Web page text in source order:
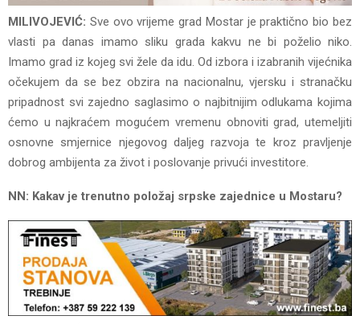
MILIVOJEVIĆ: Sve ovo vrijeme grad Mostar je praktično bio bez
vlasti pa danas imamo sliku grada kakvu ne bi poželio niko.
Imamo grad iz kojeg svi žele da idu. Od izbora i izabranih vijećnika
očekujem da se bez obzira na nacionalnu, vjersku i stranačku
pripadnost svi zajedno saglasimo o najbitnijim odlukama kojima
ćemo u najkraćem mogućem vremenu obnoviti grad, utemeljiti
osnovne smjernice njegovog daljeg razvoja te kroz pravljenje
dobrog ambijenta za život i poslovanje privući investitore.
NN: Kakav je trenutno položaj srpske zajednice u Mostaru?